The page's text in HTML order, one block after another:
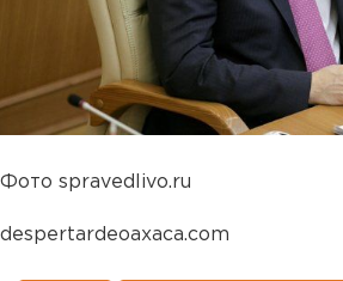
Фото spravedlivo.ru
despertardeoaxaca.com